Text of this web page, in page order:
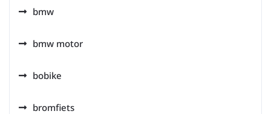
bmw
bmw motor
bobike
bromfiets